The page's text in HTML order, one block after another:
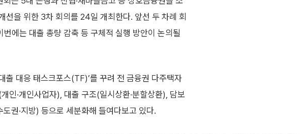
선을 위한 3차 회의를 24일 개최한다. 앞선 두 차례 회
에는 대출 총량 감축 등 구체적 실행 방안이 논의될
출 대응 태스크포스(TF)’를 꾸려 전 금융권 다주택자
인·개인사업자), 대출 구조(일시상환·분할상환), 담보
권·지방) 등으로 세분화해 들여다보고 있다.